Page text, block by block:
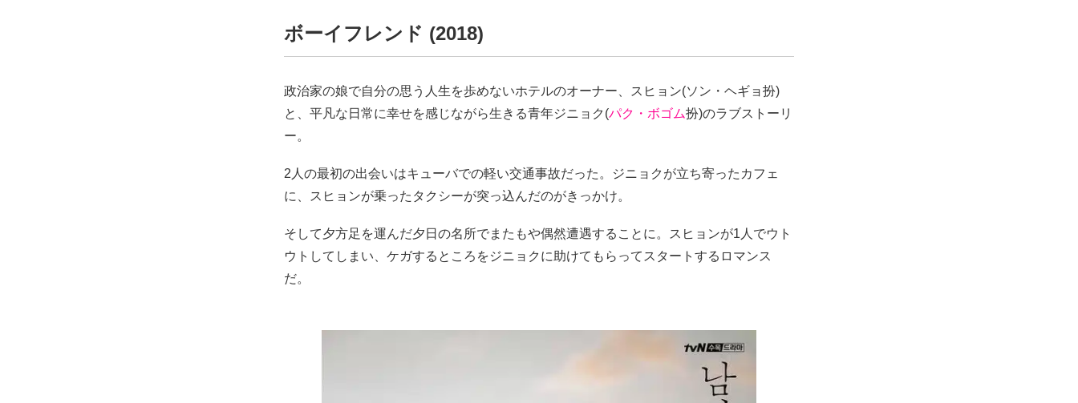
ボーイフレンド (2018)
政治家の娘で自分の思う人生を歩めないホテルのオーナー、スヒョン(ソン・ヘギョ扮)
と、平凡な日常に幸せを感じながら生きる青年ジニョク(パク・ボゴム扮)のラブストーリ
ー。
2人の最初の出会いはキューバでの軽い交通事故だった。ジニョクが立ち寄ったカフェ
に、スヒョンが乗ったタクシーが突っ込んだのがきっかけ。
そして夕方足を運んだ夕日の名所でまたもや偶然遭遇することに。スヒョンが1人でウト
ウトしてしまい、ケガするところをジニョクに助けてもらってスタートするロマンス
だ。